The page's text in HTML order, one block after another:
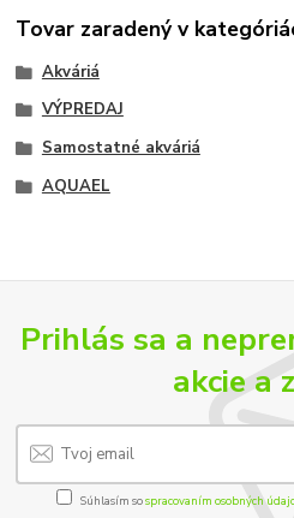
Tovar zaradený v
Akváriá
VÝPREDAJ
Samostatné akváriá
AQUAEL
Prihlás sa a
akcie a
Súhlasím sospracovaním osobných